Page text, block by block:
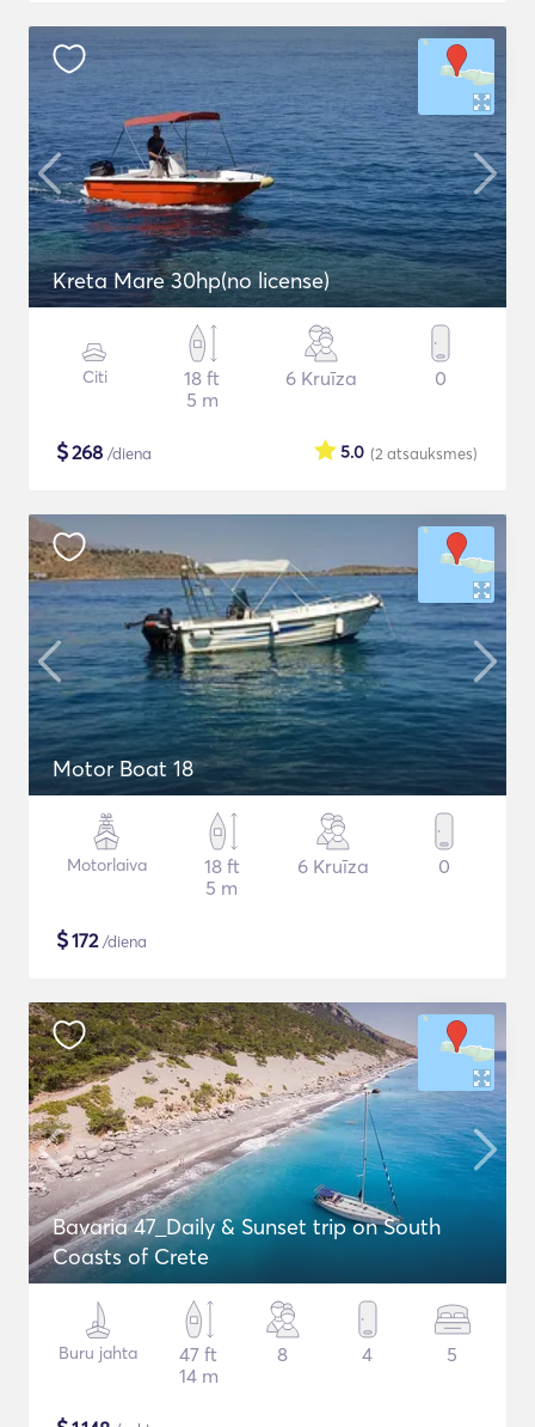
Kreta Mare 30hp(no license)
Citi
18 ft
5 m
6 Kruīza 0
$268 /diena (2 atsauksmes)
5.0
Motor Boat 18
Motorlaiva
18 ft
5 m
6 Kruīza 0
$172/diena
Bavaria 47_Daily & Sunset trip on South
Coasts of Crete
Buru jahta
47 ft
14 m
8 4 5